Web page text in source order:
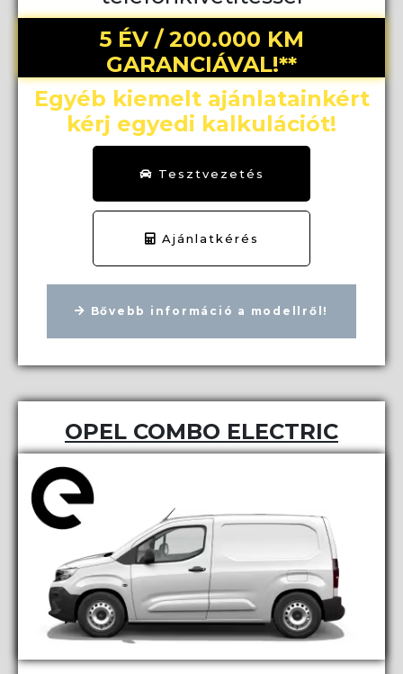
5 ÉV / 200.000 KM
GARANCIÁVAL!**
Egyéb kiemelt ajánlatainkért
kérj egyedi kalkulációt!
Tesztvezetés
Ajánlatkérés
Bővebb információ a modellről!
OPEL COMBO ELECTRIC